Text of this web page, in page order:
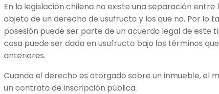
En la legislación chilena no existe una separación entre
objeto de un derecho de usufructo y los que no. Por lo
posesión puede ser parte de un acuerdo legal de este
cosa puede ser dada en usufructo bajo los términos
anteriores.
Cuando el derecho es otorgado sobre un inmueble, el
un contrato de inscripción pública.